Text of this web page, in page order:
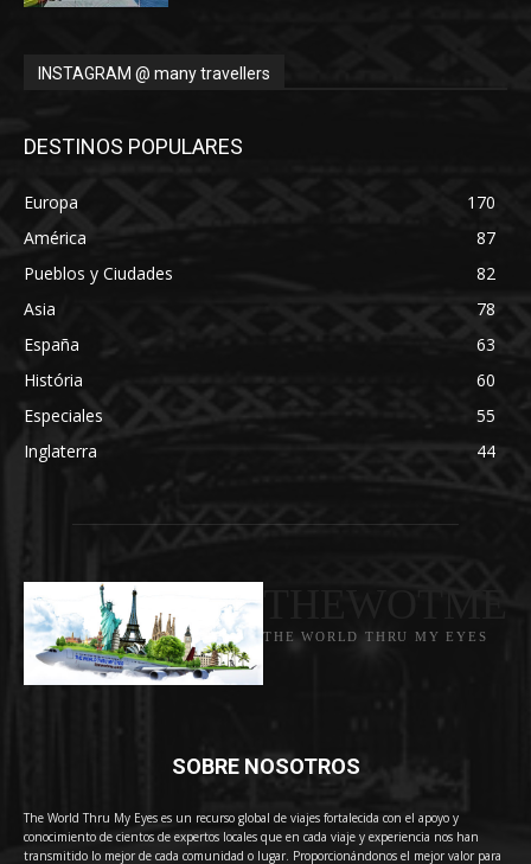
INSTAGRAM @ many travellers
DESTINOS POPULARES
Europa
170
América
87
Pueblos y Ciudades
82
Asia
78
España
63
História
60
Especiales
55
Inglaterra
44
THE WORLD THRU MY EYES
SOBRE NOSOTROS
The World Thru My Eyes es un recurso global de viajes fortalecida con el apoyo y
conocimiento de cientos de expertos locales que en cada viaje y experiencia nos han
transmitido lo mejor de cada comunidad o lugar. Proporcionándonos el mejor valor para